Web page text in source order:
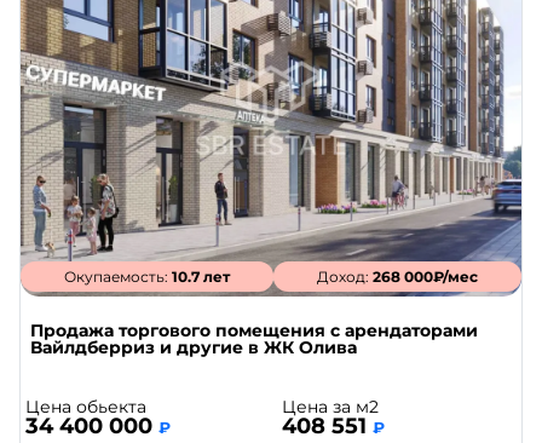
Окупаемость: 10.7 лет Доход:268 000₽/мес
Продажа торгового помещения с арендаторами
Вайлдберриз и другие в ЖК Олива
Цена обьекта
34 400 000 ₽
Цена за м2
408 551 ₽